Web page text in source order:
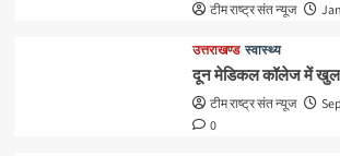
टीम राष्ट्र संत न्यूज
उत्तराखण्ड स्वास्थ्य
दून मेडिकल कॉलेज में
टीम राष्ट्र संत न्यूज
0